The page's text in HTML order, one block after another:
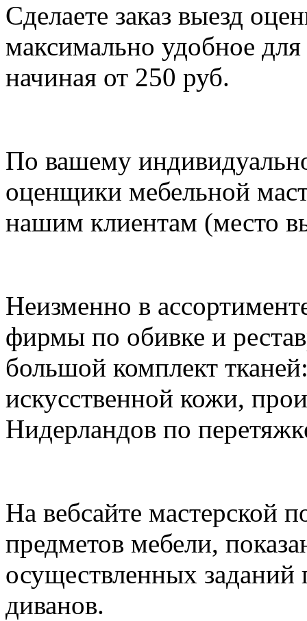
Сделаете заказ выезд
максимально удобное
начиная от 250 руб.
По вашему
оценщики мебельной
нашим клиентам (место
Неизменно в
фирмы по обивке и
большой комплект
искусственной кожи,
Нидерландов по
На вебсайте мастерской
предметов мебели,
осуществленных заданий
диванов.